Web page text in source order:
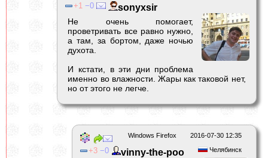
1 0 sonyxsir
Не очень помогает,
проветривать все равно нужно,
а там, за бортом, даже ночью
духота.
И кстати, в эти дни проблема
именно во влажности. Жары как таковой нет,
но от этого не легче.
2016-07-30 12:35
Windows Firefox
Челябинск
3 0 vinny-the-poo